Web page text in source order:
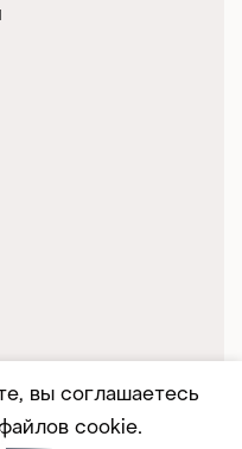
10вы соглашаетесь
cookie.